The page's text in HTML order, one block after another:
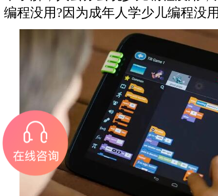
编程没用?因为成年人学少儿编程没